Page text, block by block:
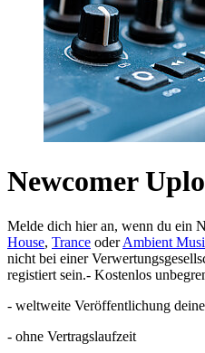
Newcomer
Melde dich hier an, wenn du ein
House, Trance oderAmbient
nicht bei einer
registiert sein.- Kostenlos
- weltweite Veröffentlichung
- ohne Vertragslaufzeit